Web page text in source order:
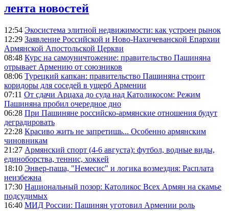
лента новостей
12:54 Экосистема элитной недвижимости: как устроен рынок
12:29 Заявление Российской и Ново-Нахичеванской Епархии
Армянской Апостольской Церкви
08:48 Курс на самоуничтожение: правительство Пашиняна
отрывает Армению от союзников
08:06 Турецкий капкан: правительство Пашиняна строит
коридоры для соседей в ущерб Армении
07:11 От сдачи Арцаха до суда над Католикосом: Режим
Пашиняна пробил очередное дно
06:28 При Пашиняне российско-армянские отношения будут
деградировать
22:28 Красиво жить не запретишь... Особенно армянским
чиновникам
21:27 Армянский спорт (4-6 августа): футбол, водные виды,
единоборства, теннис, хоккей
18:10 Энвер-паша, "Немесис" и логика возмездия: Расплата
неизбежна
17:30 Национальный позор: Католикос Всех Армян на скамье
подсудимых
16:40 МИД России: Пашинян уготовил Армении роль